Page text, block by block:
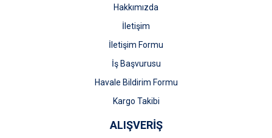
Gönder
Hakkımızda
İletişim
İletişim Formu
İş Başvurusu
Havale Bildirim Formu
Kargo Takibi
ALIŞVERİŞ